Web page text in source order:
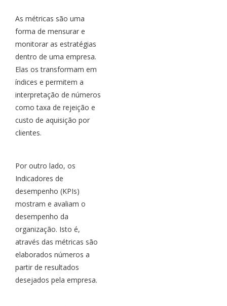
As métricas são uma
forma de mensurar e
monitorar as estratégias
dentro de uma empresa.
Elas os transformam em
índices e permitem a
interpretação de números
como taxa de rejeição e
custo de aquisição por
clientes.
Por outro lado, os
Indicadores de
desempenho (KPIs)
mostram e avaliam o
desempenho da
organização. Isto é,
através das métricas são
elaborados números a
partir de resultados
desejados pela empresa.